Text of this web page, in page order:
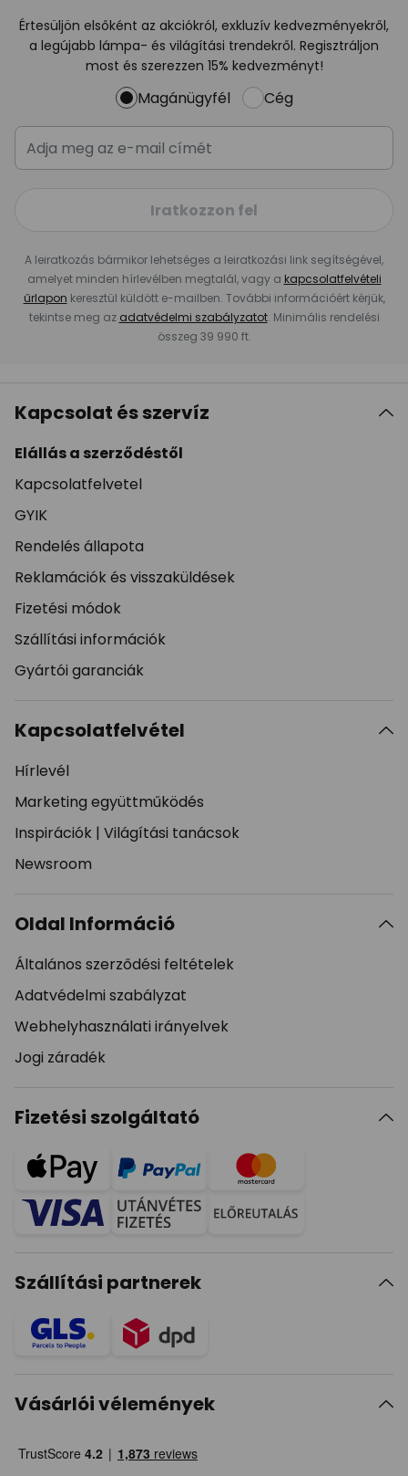
Értesüljön elsőként az akciókról, exkluzív kedvezményekről,
a legújabb lámpa- és világítási trendekről. Regisztráljon
most és szerezzen 15% kedvezményt!
Magánügyfél Cég
Iratkozzon fel
A leiratkozás bármikor lehetséges a leiratkozási link segítségével,
amelyet minden hírlevélben megtalál, vagy a kapcsolatfelvételi
űrlapon keresztül küldött e-mailben. További információért kérjük,
tekintse meg az adatvédelmi szabályzatot. Minimális rendelési
összeg 39 990 ft.
Kapcsolat és szervíz
Elállás a szerződéstől
Kapcsolatfelvetel
GYIK
Rendelés állapota
Reklamációk és visszaküldések
Fizetési módok
Szállítási információk
Gyártói garanciák
Kapcsolatfelvétel
Hírlevél
Marketing együttműködés
Inspirációk | Világítási tanácsok
Newsroom
Oldal Információ
Általános szerződési feltételek
Adatvédelmi szabályzat
Webhelyhasználati irányelvek
Jogi záradék
Fizetési szolgáltató
Szállítási partnerek
Vásárlói vélemények